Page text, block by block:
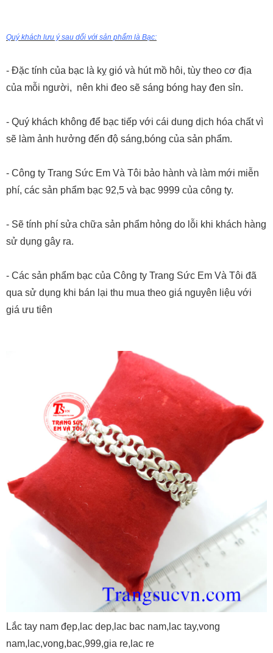
Quý khách lưu ý sau dối với sản phẩm là Bạc:
- Đặc tính của bạc là kỵ gió và hút mồ hôi, tùy theo cơ địa
của mỗi người, nên khi đeo sẽ sáng bóng hay đen sỉn.
- Quý khách không để bạc tiếp với cái dung dịch hóa chất vì
sẽ làm ảnh hưởng đến độ sáng,bóng của sản phẩm.
- Công ty Trang Sức Em Và Tôi bảo hành và làm mới miễn
phí, các sản phẩm bạc 92,5 và bạc 9999 của công ty.
- Sẽ tính phí sửa chữa sản phẩm hỏng do lỗi khi khách hàng
sử dụng gây ra.
- Các sản phẩm bạc của Công ty Trang Sức Em Và Tôi đã
qua sử dụng khi bán lại thu mua theo giá nguyên liệu với
giá ưu tiên
Lắc tay nam đẹp,lac dep,lac bac nam,lac tay,vong
nam,lac,vong,bac,999,gia re,lac re